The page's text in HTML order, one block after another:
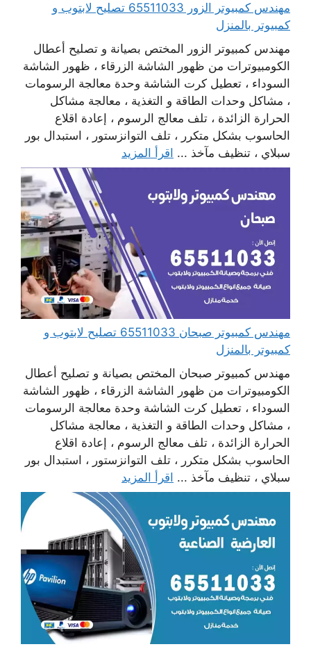
مهندس كمبيوتر الزور 65511033 تصليح لابتوب و
كمبيوتر بالمنزل
مهندس كمبيوتر الزور المختص بصيانة و تصليح أعطال
الكومبيوترات من ظهور الشاشة الزرقاء ، ظهور الشاشة
السوداء ، تعطيل كرت الشاشة وحدة معالجة الرسومات
، مشاكل وحدات الطاقة و التغذية ، معالجة مشاكل
الحرارة الزائدة ، تلف معالج الرسوم ، إعادة اقلاع
الحاسوب بشكل متكرر ، تلف التوانزستور ، استبدال بور
سبلاي ، تنظيف مآخذ ... اقرأ المزيد
مهندس كمبيوتر صبحان 65511033 تصليح لابتوب و
كمبيوتر بالمنزل
مهندس كمبيوتر صبحان المختص بصيانة و تصليح أعطال
الكومبيوترات من ظهور الشاشة الزرقاء ، ظهور الشاشة
السوداء ، تعطيل كرت الشاشة وحدة معالجة الرسومات
، مشاكل وحدات الطاقة و التغذية ، معالجة مشاكل
الحرارة الزائدة ، تلف معالج الرسوم ، إعادة اقلاع
الحاسوب بشكل متكرر ، تلف التوانزستور ، استبدال بور
سبلاي ، تنظيف مآخذ ... اقرأ المزيد